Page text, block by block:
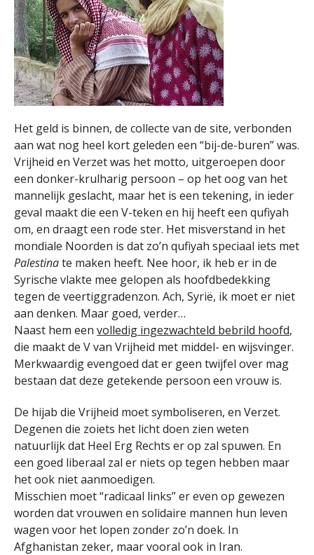
Het geld is binnen, de collecte van de site, verbonden
aan wat nog heel kort geleden een “bij-de-buren” was.
Vrijheid en Verzet was het motto, uitgeroepen door
een donker-krulharig persoon – op het oog van het
mannelijk geslacht, maar het is een tekening, in ieder
geval maakt die een V-teken en hij heeft een qufiyah
om, en draagt een rode ster. Het misverstand in het
mondiale Noorden is dat zo’n qufiyah speciaal iets met
Palestinate maken heeft. Nee hoor, ik heb er in de
Syrische vlakte mee gelopen als hoofdbedekking
tegen de veertiggradenzon. Ach, Syrië, ik moet er niet
aan denken. Maar goed, verder…
Naast hem een volledig ingezwachteld bebrild hoofd,
die maakt de V van Vrijheid met middel- en wijsvinger.
Merkwaardig evengoed dat er geen twijfel over mag
bestaan dat deze getekende persoon een vrouw is.
De hijab die Vrijheid moet symboliseren, en Verzet.
Degenen die zoiets het licht doen zien weten
natuurlijk dat Heel Erg Rechts er op zal spuwen. En
een goed liberaal zal er niets op tegen hebben maar
het ook niet aanmoedigen.
Misschien moet “radicaal links” er even op gewezen
worden dat vrouwen en solidaire mannen hun leven
wagen voor het lopen zonder zo’n doek. In
Afghanistan zeker, maar vooral ook in Iran.